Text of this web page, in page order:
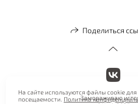
Поделиться
Замораживаю
На сайте используются файлы cookie
посещаемости. Политика